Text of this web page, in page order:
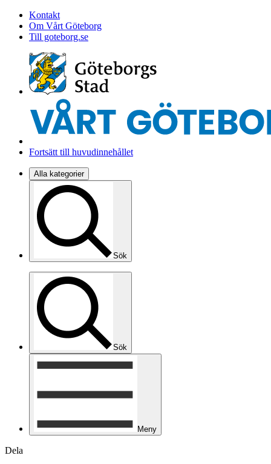
Kontakt
Om Vårt Göteborg
Till goteborg.se
Fortsätt till huvudinnehållet
Alla kategorier
Sök
Sök
Meny
Dela